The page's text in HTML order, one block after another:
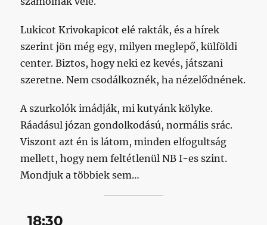
Lukicot Krivokapicot elé rakták, és a hírek
szerint jön még egy, milyen meglepő, külföldi
center. Biztos, hogy neki ez kevés, játszani
szeretne. Nem csodálkoznék, ha nézelődnének.
A szurkolók imádják, mi kutyánk kölyke.
Ráadásul józan gondolkodású, normális srác.
Viszont azt én is látom, minden elfogultság
mellett, hogy nem feltétlenül NB I-es szint.
Mondjuk a többiek sem…
_18:30